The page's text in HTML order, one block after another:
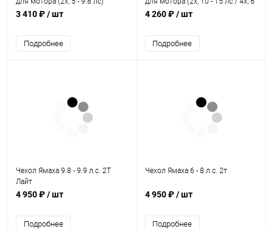
3 410 ₽/ шт
Подробнее
- 8 лс)
4 260 ₽/ шт
Подробнее
Чехол Ямаха 9.8 - 9.9 л.с. 2Т
Лайт
4 950 ₽/ шт
Подробнее
Чехол Ямаха 6 - 8 л.с. 2т
4 950 ₽/ шт
Подробнее